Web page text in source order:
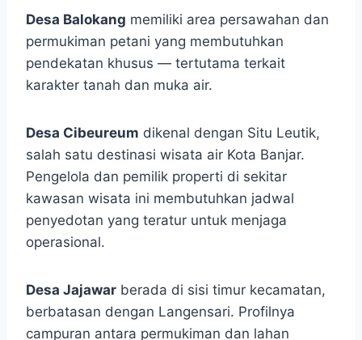
Desa Balokang memiliki area persawahan dan
permukiman petani yang membutuhkan
pendekatan khusus — tertutama terkait
karakter tanah dan muka air.
Desa Cibeureum dikenal dengan Situ Leutik,
salah satu destinasi wisata air Kota Banjar.
Pengelola dan pemilik properti di sekitar
kawasan wisata ini membutuhkan jadwal
penyedotan yang teratur untuk menjaga
operasional.
Desa Jajawar berada di sisi timur kecamatan,
berbatasan dengan Langensari. Profilnya
campuran antara permukiman dan lahan